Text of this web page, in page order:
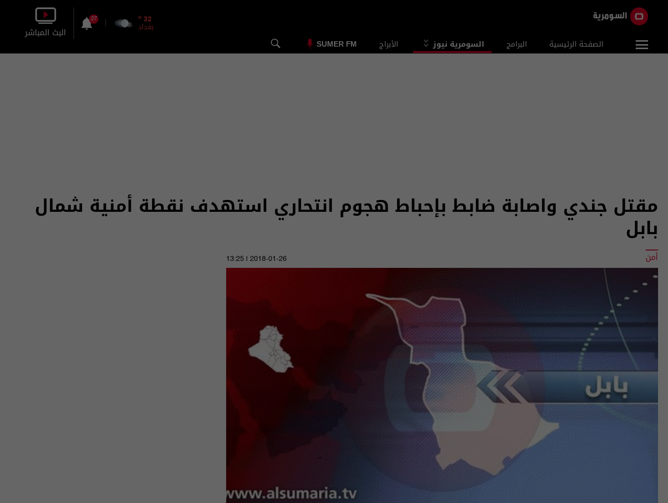
الصفحة الرئيسية البرامج السومرية نيوز الأبراج SUMER FM
32
o
بغداد
27
البث المباشر
مقتل جندي واصابة ضابط بإحباط هجوم انتحاري استهدف نقطة أمنية شمال
بابل
أمن 2018-01-26 | 13:25